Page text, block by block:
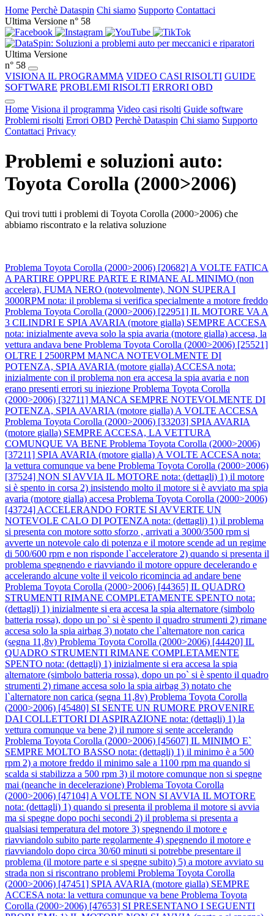
Home Perchè Dataspin Chi siamo Supporto Contattaci
Ultima Versione n° 58
Ultima Versione
n° 58
VISIONA IL PROGRAMMA VIDEO CASI RISOLTI GUIDE
SOFTWARE PROBLEMI RISOLTI ERRORI OBD
Home Visiona il programma Video casi risolti Guide software
Problemi risolti Errori OBD Perchè Dataspin Chi siamo Supporto
Contattaci Privacy
Problemi e soluzioni auto:
Toyota Corolla (2000>2006)
Qui trovi tutti i problemi di Toyota Corolla (2000>2006) che
abbiamo riscontrato e la relativa soluzione
Problema Toyota Corolla (2000>2006) [20682] A VOLTE FATICA
A PARTIRE OPPURE PARTE E RIMANE AL MINIMO (non
accelera), FUMA NERO (notevolmente), NON SUPERA I
3000RPM nota: il problema si verifica specialmente a motore freddo
Problema Toyota Corolla (2000>2006) [22951] IL MOTORE VA A
3 CILINDRI E SPIA AVARIA (motore gialla) SEMPRE ACCESA
nota: inizialmente aveva solo la spia avaria (motore gialla) accesa, la
vettura andava bene Problema Toyota Corolla (2000>2006) [25521]
OLTRE I 2500RPM MANCA NOTEVOLMENTE DI
POTENZA, SPIA AVARIA (motore gialla) ACCESA nota:
inizialmente con il problema non era accesa la spia avaria e non
erano presenti errori su iniezione Problema Toyota Corolla
(2000>2006) [32711] MANCA SEMPRE NOTEVOLMENTE DI
POTENZA, SPIA AVARIA (motore gialla) A VOLTE ACCESA
Problema Toyota Corolla (2000>2006) [33203] SPIA AVARIA
(motore gialla) SEMPRE ACCESA, LA VETTURA
COMUNQUE VA BENE Problema Toyota Corolla (2000>2006)
[37211] SPIA AVARIA (motore gialla) A VOLTE ACCESA nota:
la vettura comunque va bene Problema Toyota Corolla (2000>2006)
[37524] NON SI AVVIA IL MOTORE nota: (dettagli) 1) il motore
si è spento in corsa 2) insistendo molto il motore si è avviato ma spia
avaria (motore gialla) accesa Problema Toyota Corolla (2000>2006)
[43724] ACCELERANDO FORTE SI AVVERTE UN
NOTEVOLE CALO DI POTENZA nota: (dettagli) 1) il problema
si presenta con motore sotto sforzo , arrivati a 3000/3500 rpm si
avverte un notevole calo di potenza e il motore scende ad un regime
di 500/600 rpm e non risponde l`acceleratore 2) quando si presenta il
problema spegnendo e riavviando il motore oppure decelerando e
accelerando alcune volte il veicolo ricomincia ad andare bene
Problema Toyota Corolla (2000>2006) [44365] IL QUADRO
STRUMENTI RIMANE COMPLETAMENTE SPENTO nota:
(dettagli) 1) inizialmente si era accesa la spia alternatore (simbolo
batteria rossa), dopo un po` si è spento il quadro strumenti 2) rimane
accesa solo la spia airbag 3) notato che l`alternatore non carica
(segna 11,8v) Problema Toyota Corolla (2000>2006) [44420] IL
QUADRO STRUMENTI RIMANE COMPLETAMENTE
SPENTO nota: (dettagli) 1) inizialmente si era accesa la spia
alternatore (simbolo batteria rossa), dopo un po` si è spento il quadro
strumenti 2) rimane accesa solo la spia airbag 3) notato che
l`alternatore non carica (segna 11,8v) Problema Toyota Corolla
(2000>2006) [45480] SI SENTE UN RUMORE PROVENIRE
DAI COLLETTORI DI ASPIRAZIONE nota: (dettagli) 1) la
vettura comunque va bene 2) il rumore si sente accelerando
Problema Toyota Corolla (2000>2006) [45607] IL MINIMO E`
SEMPRE MOLTO BASSO nota: (dettagli) 1) il minimo è a 500
rpm 2) a motore freddo il minimo sale a 1100 rpm ma quando si
scalda si stabilizza a 500 rpm 3) il motore comunque non si spegne
mai (neanche in decelerazione) Problema Toyota Corolla
(2000>2006) [47104] A VOLTE NON SI AVVIA IL MOTORE
nota: (dettagli) 1) quando si presenta il problema il motore si avvia
ma si spegne dopo pochi secondi 2) il problema si presenta a
qualsiasi temperatura del motore 3) spegnendo il motore e
riavviandolo subito parte regolarmente 4) spegnendo il motore e
riavviandolo dopo circa 30/60 minuti si potrebbe presentare il
problema (il motore parte e si spegne subito) 5) a motore avviato su
strada non si riscontrano problemi Problema Toyota Corolla
(2000>2006) [47451] SPIA AVARIA (motore gialla) SEMPRE
ACCESA nota: la vettura comunque va bene Problema Toyota
Corolla (2000>2006) [47653] SI PRESENTANO I SEGUENTI